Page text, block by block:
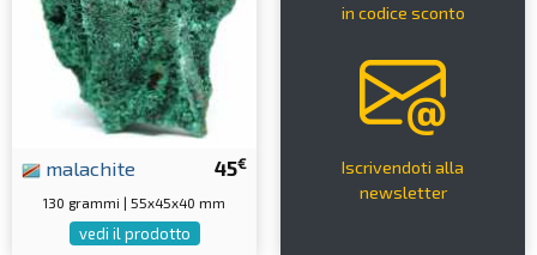
45€
malachite
130 grammi | 55x45x40 mm
vedi il prodotto
in codice sconto
Iscrivendoti alla
newsletter